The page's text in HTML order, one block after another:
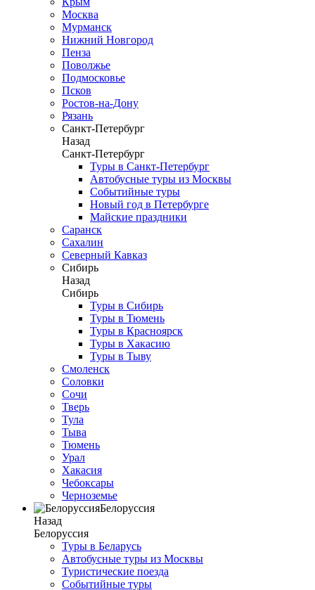
Москва
Мурманск
Нижний Новгород
Пенза
Поволжье
Подмосковье
Псков
Ростов-на-Дону
Рязань
Санкт-Петербург
Назад
Санкт-Петербург
Туры в Санкт-Петербург
Автобусные туры из Москвы
Событийные туры
Новый год в Петербурге
Майские праздники
Саранск
Сахалин
Северный Кавказ
Сибирь
Назад
Сибирь
Туры в Сибирь
Туры в Тюмень
Туры в Красноярск
Туры в Хакасию
Туры в Тыву
Смоленск
Соловки
Сочи
Тверь
Тула
Тыва
Тюмень
Урал
Хакасия
Чебоксары
Черноземье
Белоруссия
Назад
Белоруссия
Туры в Беларусь
Автобусные туры из Москвы
Туристические поезда
Событийные туры